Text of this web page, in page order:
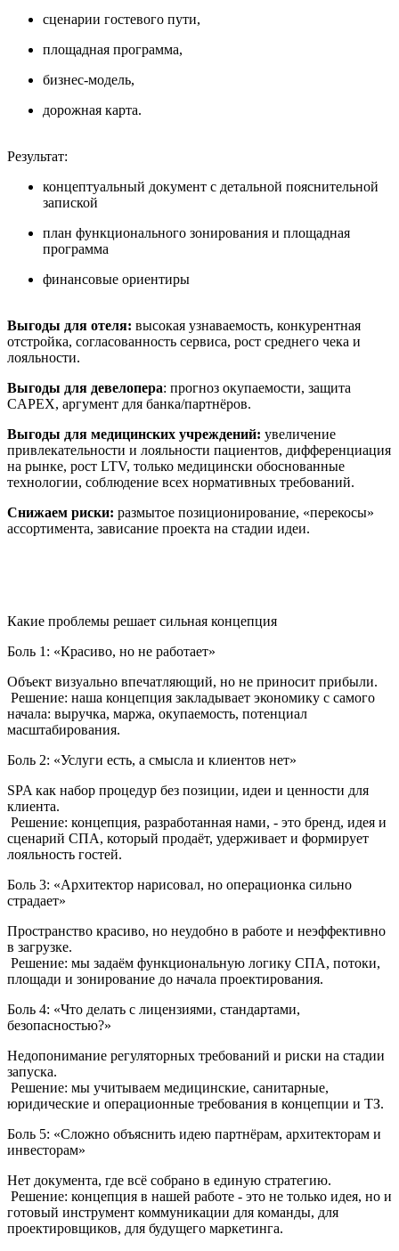
сценарии гостевого пути,
площадная программа,
бизнес-модель,
дорожная карта.
Результат:
концептуальный документ с детальной пояснительной
запиской
план функционального зонирования и площадная
программа
финансовые ориентиры
Выгоды для отеля: высокая узнаваемость, конкурентная
отстройка, согласованность сервиса, рост среднего чека и
лояльности.
Выгоды для девелопера: прогноз окупаемости, защита
CAPEX, аргумент для банка/партнёров.
Выгоды для медицинских учреждений: увеличение
привлекательности и лояльности пациентов, дифференциация
на рынке, рост LTV, только медицински обоснованные
технологии, соблюдение всех нормативных требований.
Снижаем риски: размытое позиционирование, «перекосы»
ассортимента, зависание проекта на стадии идеи.
Какие проблемы решает сильная концепция
Боль 1: «Красиво, но не работает»
Объект визуально впечатляющий, но не приносит прибыли.
Решение: наша концепция закладывает экономику с самого
начала: выручка, маржа, окупаемость, потенциал
масштабирования.
Боль 2: «Услуги есть, а смысла и клиентов нет»
SPA как набор процедур без позиции, идеи и ценности для
клиента.
Решение: концепция, разработанная нами, - это бренд, идея и
сценарий СПА, который продаёт, удерживает и формирует
лояльность гостей.
Боль 3: «Архитектор нарисовал, но операционка сильно
страдает»
Пространство красиво, но неудобно в работе и неэффективно
в загрузке.
Решение: мы задаём функциональную логику СПА, потоки,
площади и зонирование до начала проектирования.
Боль 4: «Что делать с лицензиями, стандартами,
безопасностью?»
Недопонимание регуляторных требований и риски на стадии
запуска.
Решение: мы учитываем медицинские, санитарные,
юридические и операционные требования в концепции и ТЗ.
Боль 5: «Сложно объяснить идею партнёрам, архитекторам и
инвесторам»
Нет документа, где всё собрано в единую стратегию.
Решение: концепция в нашей работе - это не только идея, но и
готовый инструмент коммуникации для команды, для
проектировщиков, для будущего маркетинга.